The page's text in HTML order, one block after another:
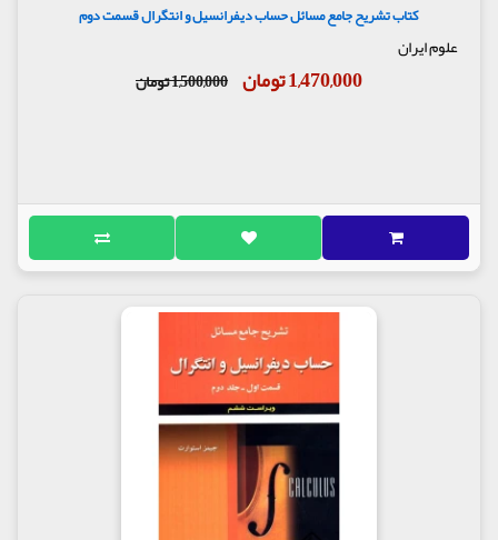
کتاب تشریح جامع مسائل حساب دیفرانسیل و انتگرال قسمت دوم
علوم ایران
1,470,000 تومان 1,500,000 تومان